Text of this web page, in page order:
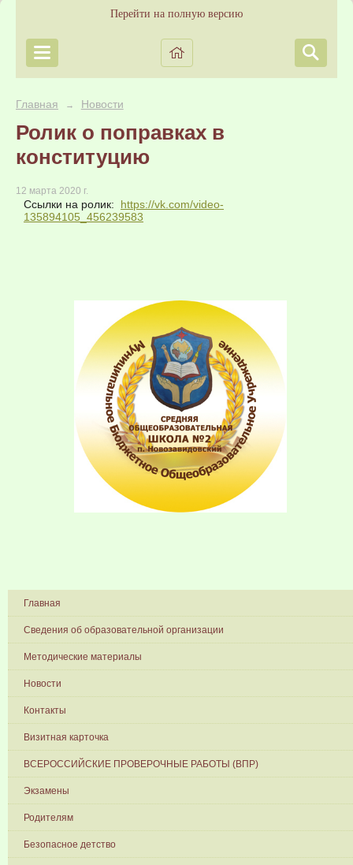
Перейти на полную версию
Главная → Новости
Ролик о поправках в
конституцию
12 марта 2020 г.
Ссылки на ролик: https://vk.com/video-
135894105_456239583
Главная
Сведения об образовательной организации
Методические материалы
Новости
Контакты
Визитная карточка
ВСЕРОССИЙСКИЕ ПРОВЕРОЧНЫЕ РАБОТЫ (ВПР)
Экзамены
Родителям
Безопасное детство